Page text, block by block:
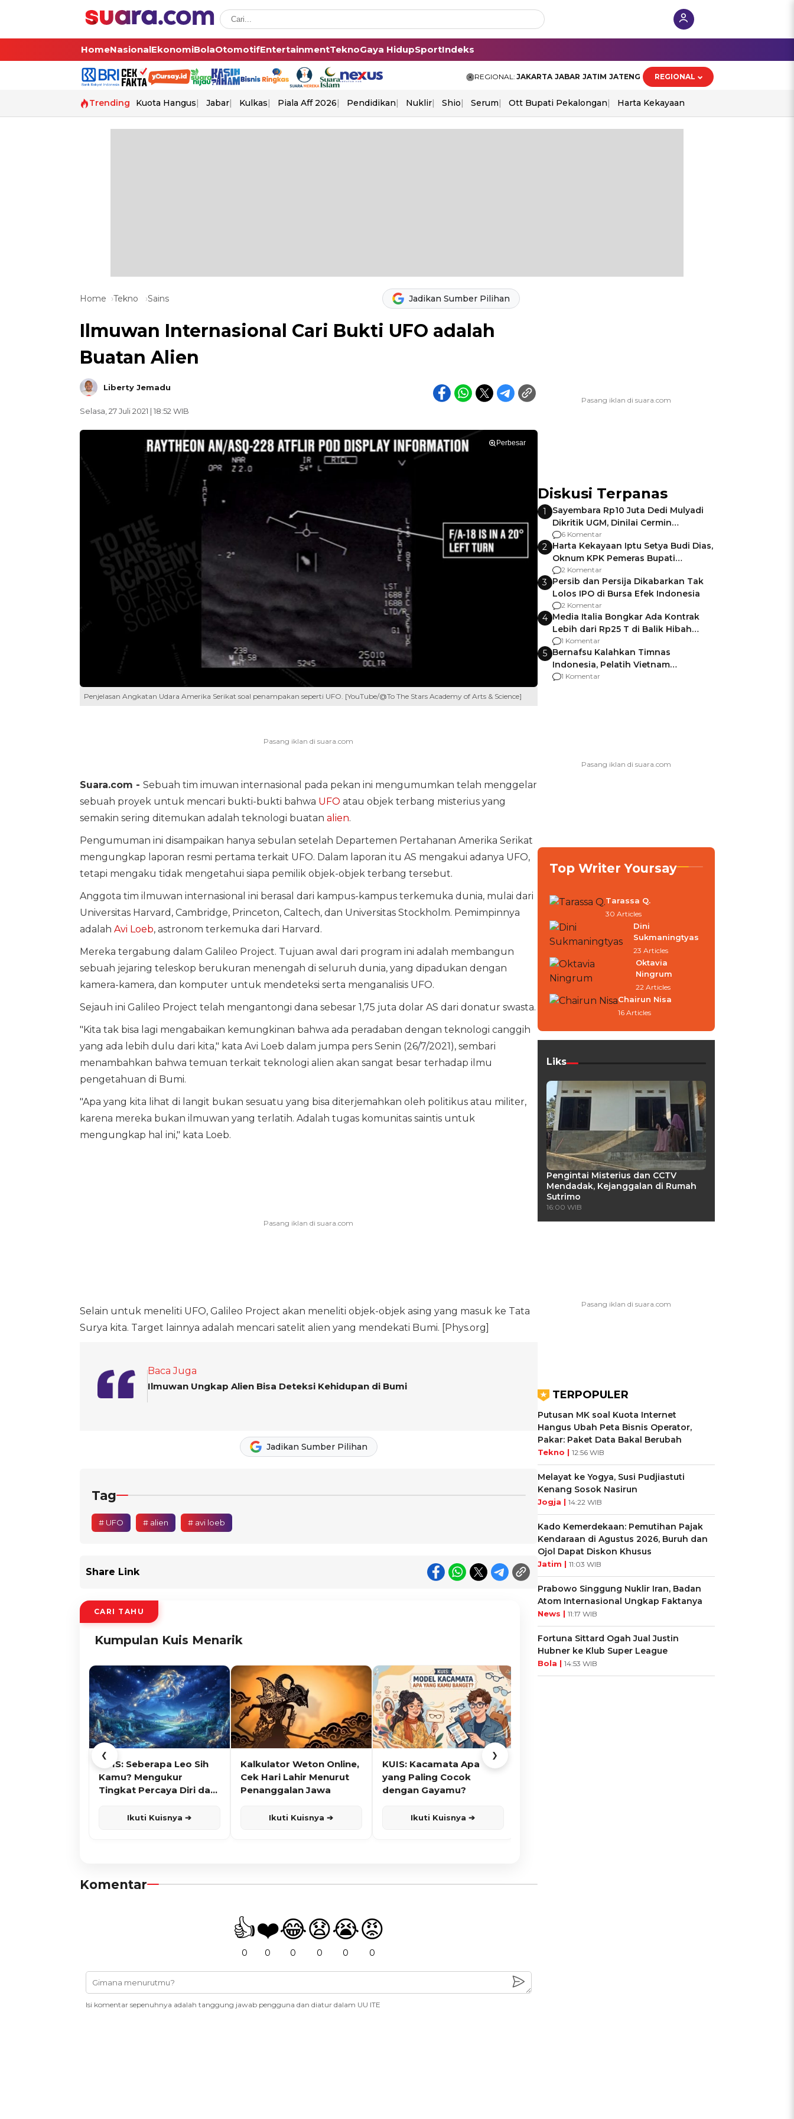
HomeNasionalEkonomiBolaOtomotifEntertainmentTeknoGaya HidupSportIndeks
REGIONAL: JAKARTA JABAR JATIM JATENG REGIONAL
Trending Kuota Hangus Jabar Kulkas Piala Aff 2026 Pendidikan Nuklir Shio Serum Ott Bupati Pekalongan Harta Kekayaan
Home Tekno Sains Jadikan Sumber Pilihan
Ilmuwan Internasional Cari Bukti UFO adalah
Buatan Alien
Liberty Jemadu
Selasa, 27 Juli 2021 | 18:52 WIB
Perbesar
Penjelasan Angkatan Udara Amerika Serikat soal penampakan seperti UFO. [YouTube/@To The Stars Academy of Arts & Science]
Suara.com - Sebuah tim imuwan internasional pada pekan ini mengumumkan telah menggelar
sebuah proyek untuk mencari bukti-bukti bahwa UFO atau objek terbang misterius yang
semakin sering ditemukan adalah teknologi buatan alien.
Pengumuman ini disampaikan hanya sebulan setelah Departemen Pertahanan Amerika Serikat
mengungkap laporan resmi pertama terkait UFO. Dalam laporan itu AS mengakui adanya UFO,
tetapi mengaku tidak mengetahui siapa pemilik objek-objek terbang tersebut.
Anggota tim ilmuwan internasional ini berasal dari kampus-kampus terkemuka dunia, mulai dari
Universitas Harvard, Cambridge, Princeton, Caltech, dan Universitas Stockholm. Pemimpinnya
adalah Avi Loeb, astronom terkemuka dari Harvard.
Mereka tergabung dalam Galileo Project. Tujuan awal dari program ini adalah membangun
sebuah jejaring teleskop berukuran menengah di seluruh dunia, yang dipadukan dengan
kamera-kamera, dan komputer untuk mendeteksi serta menganalisis UFO.
Sejauh ini Galileo Project telah mengantongi dana sebesar 1,75 juta dolar AS dari donatur swasta.
"Kita tak bisa lagi mengabaikan kemungkinan bahwa ada peradaban dengan teknologi canggih
yang ada lebih dulu dari kita," kata Avi Loeb dalam jumpa pers Senin (26/7/2021), sembari
menambahkan bahwa temuan terkait teknologi alien akan sangat besar terhadap ilmu
pengetahuan di Bumi.
"Apa yang kita lihat di langit bukan sesuatu yang bisa diterjemahkan oleh politikus atau militer,
karena mereka bukan ilmuwan yang terlatih. Adalah tugas komunitas saintis untuk
mengungkap hal ini," kata Loeb.
Selain untuk meneliti UFO, Galileo Project akan meneliti objek-objek asing yang masuk ke Tata
Surya kita. Target lainnya adalah mencari satelit alien yang mendekati Bumi. [Phys.org]
Baca Juga
Ilmuwan Ungkap Alien Bisa Deteksi Kehidupan di Bumi
Jadikan Sumber Pilihan
Tag
# UFO # alien # avi loeb
Share Link
CARI TAHU
Kumpulan Kuis Menarik
❮
KUIS: Seberapa Leo Sih
Kamu? Mengukur
Tingkat Percaya Diri dan
Ikuti Kuisnya ➔
Kalkulator Weton Online,
Cek Hari Lahir Menurut
Penanggalan Jawa
Ikuti Kuisnya ➔
KUIS: Kacamata Apa
yang Paling Cocok
dengan Gayamu?
Ikuti Kuisnya ➔
❯
Komentar
👍
0
❤️
0
😂
0
😧
0
😭
0
😡
0
Isi komentar sepenuhnya adalah tanggung jawab pengguna dan diatur dalam UU ITE
Diskusi Terpanas
1
Sayembara Rp10 Juta Dedi Mulyadi
Dikritik UGM, Dinilai Cermin
Gagalnya Negara Jamin Keamanan
6 Komentar
2 Harta Kekayaan Iptu Setya Budi Dias,
Oknum KPK Pemeras Bupati
Pemalang
2 Komentar
3 Persib dan Persija Dikabarkan Tak
Lolos IPO di Bursa Efek Indonesia
2 Komentar
4 Media Italia Bongkar Ada Kontrak
Lebih dari Rp25 T di Balik Hibah
Kapal Induk Giuseppe Garibaldi
1 Komentar
5 Bernafsu Kalahkan Timnas
Indonesia, Pelatih Vietnam
Berencana Pakai Jimat di Pakansari
1 Komentar
Top Writer Yoursay
Tarassa Q.
30 Articles
Dini
Sukmaningtyas
23 Articles
Oktavia
Ningrum
22 Articles
Chairun Nisa
16 Articles
Liks
Pengintai Misterius dan CCTV
Mendadak, Kejanggalan di Rumah
Sutrimo
16:00 WIB
TERPOPULER
Putusan MK soal Kuota Internet
Hangus Ubah Peta Bisnis Operator,
Pakar: Paket Data Bakal Berubah
Tekno | 12:56 WIB
Melayat ke Yogya, Susi Pudjiastuti
Kenang Sosok Nasirun
Jogja | 14:22 WIB
Kado Kemerdekaan: Pemutihan Pajak
Kendaraan di Agustus 2026, Buruh dan
Ojol Dapat Diskon Khusus
Jatim | 11:03 WIB
Prabowo Singgung Nuklir Iran, Badan
Atom Internasional Ungkap Faktanya
News | 11:17 WIB
Fortuna Sittard Ogah Jual Justin
Hubner ke Klub Super League
Bola | 14:53 WIB